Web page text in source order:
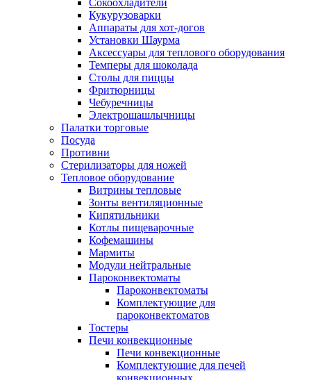
Кукурузоварки
Аппараты для хот-догов
Установки Шаурма
Аксессуары для теплового оборудования
Темперы для шоколада
Столы для пиццы
Фритюрницы
Чебуречницы
Электрошашлычницы
Палатки торговые
Посуда
Противни
Стерилизаторы для ножей
Тепловое оборудование
Витрины тепловые
Зонты вентиляционные
Кипятильники
Котлы пищеварочные
Кофемашины
Мармиты
Модули нейтральные
Пароконвектоматы
Пароконвектоматы
Комплектующие для
пароконвектоматов
Тостеры
Печи конвекционные
Печи конвекционные
Комплектующие для печей
конвекционных